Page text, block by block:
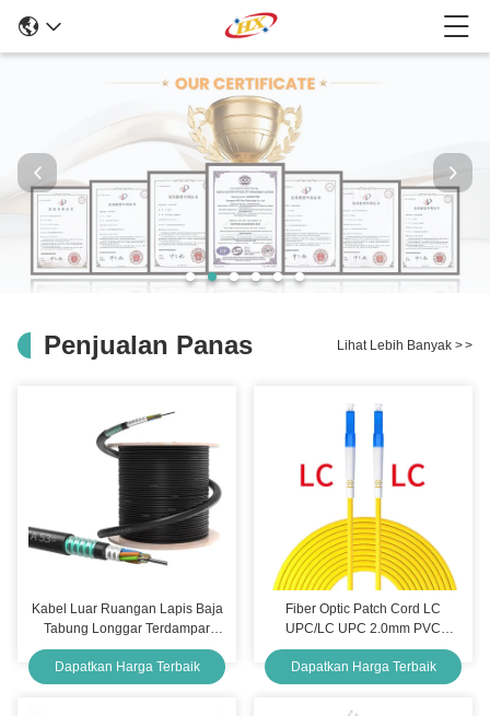
Penjualan Panas Lihat Lebih Banyak >>
Kabel Luar Ruangan Lapis Baja
Tabung Longgar Terdampar
G652D G657A1 G657A2
Dapatkan Harga Terbaik
Fiber Optic Patch Cord LC
UPC/LC UPC 2.0mm PVC
OFNR 9/125 Single Mode Fiber
Optic Cable Patch
Dapatkan Harga Terbaik